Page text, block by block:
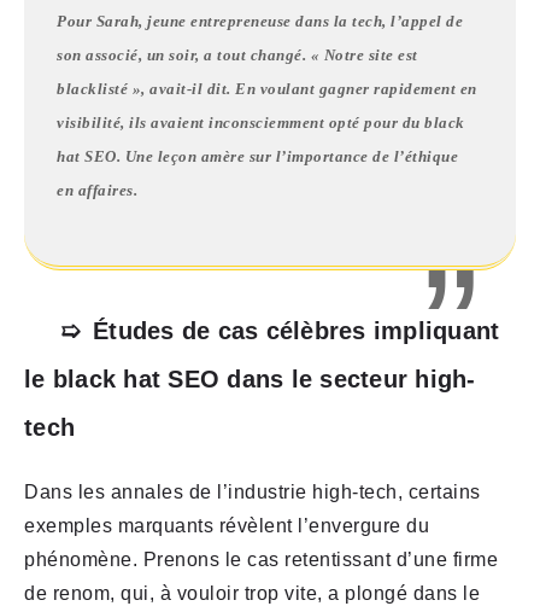
Pour Sarah, jeune entrepreneuse dans la tech, l’appel de
son associé, un soir, a tout changé. « Notre site est
blacklisté », avait-il dit. En voulant gagner rapidement en
visibilité, ils avaient inconsciemment opté pour du black
hat SEO. Une leçon amère sur l’importance de l’éthique
en affaires.
Études de cas célèbres impliquant
le black hat SEO dans le secteur high-
tech
Dans les annales de l’industrie high-tech, certains
exemples marquants révèlent l’envergure du
phénomène. Prenons le cas retentissant d’une firme
de renom, qui, à vouloir trop vite, a plongé dans le